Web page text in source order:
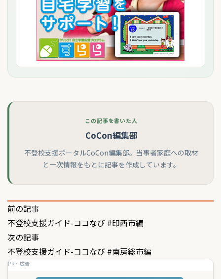
この記事を書いた人
CoCon編集部
不登校支援ポータルCoCon編集部。当事者家庭への取材
と一次情報をもとに記事を作成しています。
投
稿
ナ
ビ
前の記事
不登校支援ガイド-ココなび #印西市編
次の記事
不登校支援ガイド-ココなび #南房総市編
PR・広告